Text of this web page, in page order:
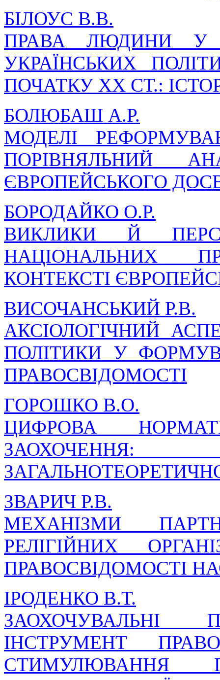
БІЛОУС В.В.
ПРАВА ЛЮДИНИ У
УКРАЇНСЬКИХ
ПОЧАТКУ ХХ СТ.:
БОЛЮБАШ А.Р.
МОДЕЛІ
ПОРІВНЯЛЬНИЙ
ЄВРОПЕЙСЬКОГО
БОРОДАЙКО О.Р.
ВИКЛИКИ Й
НАЦІОНАЛЬНИХ
КОНТЕКСТІ
ВИСОЧАНСЬКИЙ Р.В.
АКСІОЛОГІЧНИЙ
ПОЛІТИКИ У
ПРАВОСВІДОМОСТІ
ГОРОШКО В.О.
ЦИФРОВА
ЗВАРИЧ Р.В.
МЕХАНІЗМИ
РЕЛІГІЙНИХ
ПРАВОСВІДОМОСТІ
ІРОДЕНКО В.Т.
ІНСТРУМЕНТ
СТИМУЛЮВАННЯ